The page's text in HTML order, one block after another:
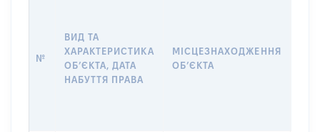
№
ВИД ТА
ХАРАКТЕРИСТИКА
ОБʼЄКТА, ДАТА
НАБУТТЯ ПРАВА
МІСЦЕЗНАХОДЖЕННЯ
ОБʼЄКТА